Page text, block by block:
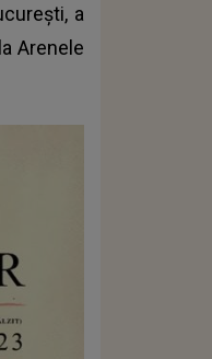
a
Arenele